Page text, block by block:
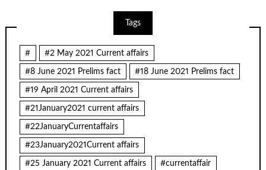
Tags
# #2 May 2021 Current affairs
#8 June 2021 Prelims fact #18 June 2021 Prelims fact
#19 April 2021 Current affairs
#21January2021 current affairs
#22JanuaryCurrentaffairs
#23January2021Current affairs
#25 January 2021 Current affairs #currentaffair